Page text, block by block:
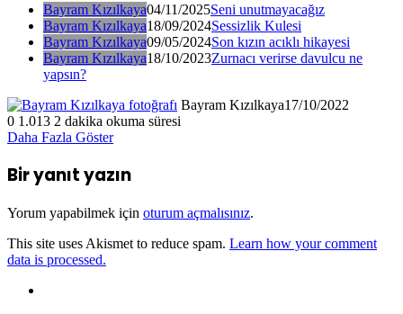
Bayram Kızılkaya04/11/2025Seni unutmayacağız
Bayram Kızılkaya18/09/2024Sessizlik Kulesi
Bayram Kızılkaya09/05/2024Son kızın acıklı hikayesi
Bayram Kızılkaya18/10/2023Zurnacı verirse davulcu ne
yapsın?
Bayram Kızılkaya17/10/2022
0 1.013 2 dakika okuma süresi
Daha Fazla Göster
Bir yanıt yazın
Yorum yapabilmek için oturum açmalısınız.
This site uses Akismet to reduce spam. Learn how your comment
data is processed.